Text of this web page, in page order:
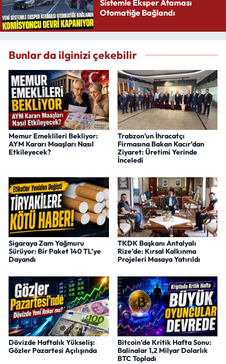
Sistemle Eksper Ataması
Otomatiğe Bağlandı
Bunlar da ilginizi çekebilir
Memur Emeklileri Bekliyor:
AYM Kararı Maaşları Nasıl
Etkileyecek?
Trabzon’un İhracatçı
Firmasına Bakan Kacır’dan
Ziyaret: Üretimi Yerinde
İnceledi
Sigaraya Zam Yağmuru
Sürüyor: Bir Paket 140 TL’ye
Dayandı
TKDK Başkanı Antalyalı
Rize’de: Kırsal Kalkınma
Projeleri Masaya Yatırıldı
Dövizde Haftalık Yükseliş:
Gözler Pazartesi Açılışında
Bitcoin’de Kritik Hafta Sonu:
Balinalar 1,2 Milyar Dolarlık
BTC Topladı